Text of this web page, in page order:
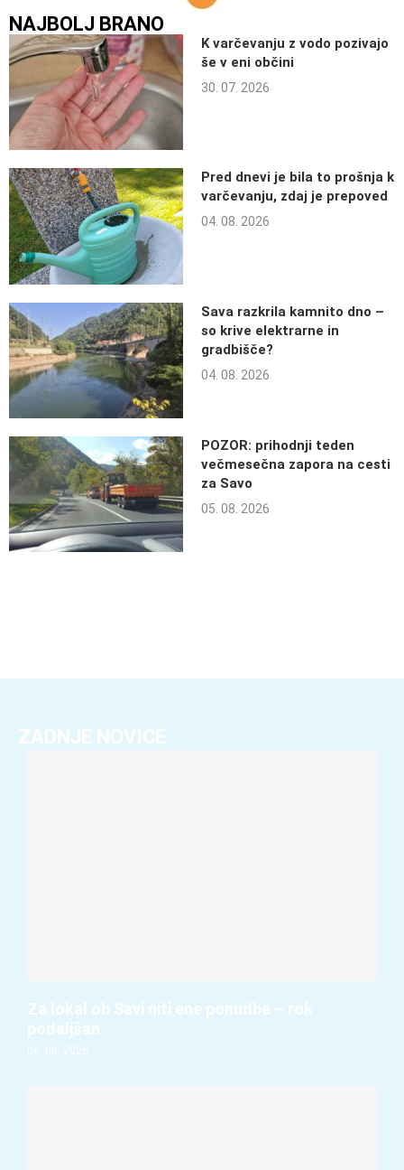
NAJBOLJ BRANO
K varčevanju z vodo pozivajo
še v eni občini
30. 07. 2026
Pred dnevi je bila to prošnja k
varčevanju, zdaj je prepoved
04. 08. 2026
Sava razkrila kamnito dno –
so krive elektrarne in
gradbišče?
04. 08. 2026
POZOR: prihodnji teden
večmesečna zapora na cesti
za Savo
05. 08. 2026
ZADNJE NOVICE
Za lokal ob Savi niti ene ponudbe – rok
podaljšan
06. 08. 2026